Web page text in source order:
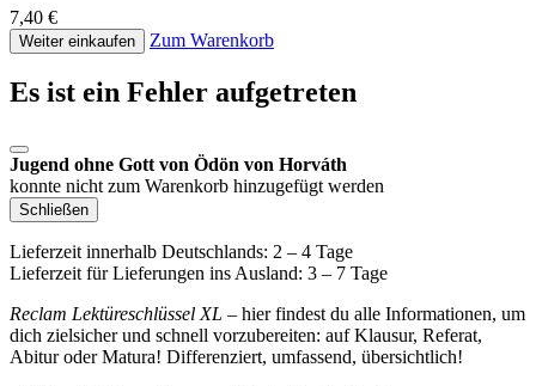
7,40 €
Weiter einkaufen Zum Warenkorb
Es ist ein Fehler aufgetreten
Jugend ohne Gott von Ödön von Horváth
konnte nicht zum Warenkorb hinzugefügt werden
Schließen
Lieferzeit innerhalb Deutschlands: 2 – 4 Tage
Lieferzeit für Lieferungen ins Ausland: 3 – 7 Tage
Reclam Lektüreschlüssel XL – hier findest du alle Informationen, um
dich zielsicher und schnell vorzubereiten: auf Klausur, Referat,
Abitur oder Matura! Differenziert, umfassend, übersichtlich!